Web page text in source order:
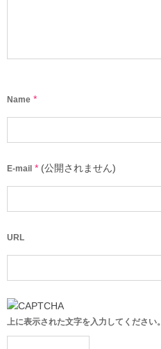
Name *
E-mail * (公開されません)
URL
上に表示された文字を入力してください。